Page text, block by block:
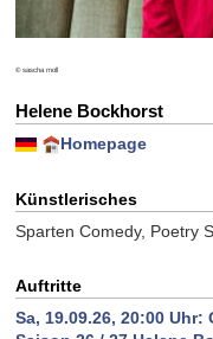
© sascha moll
Helene Bockhorst
Homepage
Künstlerisches
Sparten Comedy, Poetry
Auftritte
Sa, 19.09.26, 20:00 Uhr: